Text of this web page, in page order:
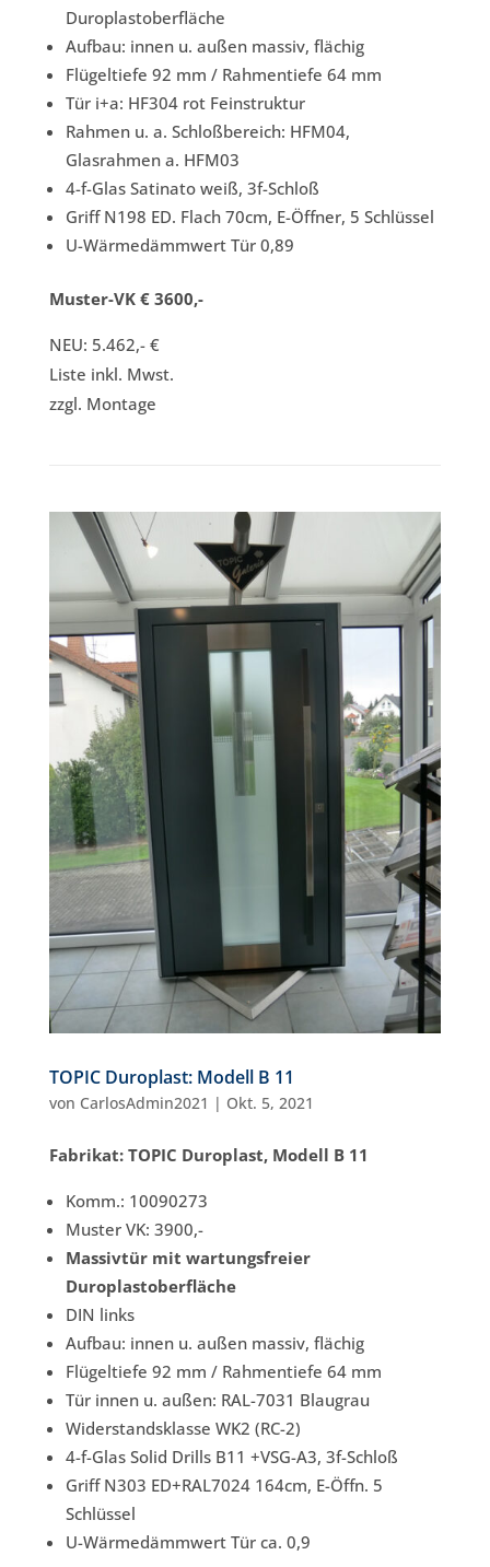
Duroplastoberfläche
Aufbau: innen u. außen massiv, flächig
Flügeltiefe 92 mm / Rahmentiefe 64 mm
Tür i+a: HF304 rot Feinstruktur
Rahmen u. a. Schloßbereich: HFM04,
Glasrahmen a. HFM03
4-f-Glas Satinato weiß, 3f-Schloß
Griff N198 ED. Flach 70cm, E-Öffner, 5 Schlüssel
U-Wärmedämmwert Tür 0,89
Muster-VK € 3600,-
NEU: 5.462,- €
Liste inkl. Mwst.
zzgl. Montage
TOPIC Duroplast: Modell B 11
von CarlosAdmin2021 | Okt. 5, 2021
Fabrikat: TOPIC Duroplast, Modell B 11
Komm.: 10090273
Muster VK: 3900,-
Massivtür mit wartungsfreier
Duroplastoberfläche
DIN links
Aufbau: innen u. außen massiv, flächig
Flügeltiefe 92 mm / Rahmentiefe 64 mm
Tür innen u. außen: RAL-7031 Blaugrau
Widerstandsklasse WK2 (RC-2)
4-f-Glas Solid Drills B11 +VSG-A3, 3f-Schloß
Griff N303 ED+RAL7024 164cm, E-Öffn. 5
Schlüssel
U-Wärmedämmwert Tür ca. 0,9